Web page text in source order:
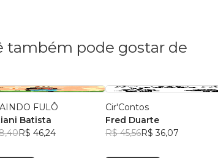
também pode gostar de
FULÔ
Batista
R$ 46,24
Cir'Contos
Fred Duarte
R$ 45,56R$ 36,07